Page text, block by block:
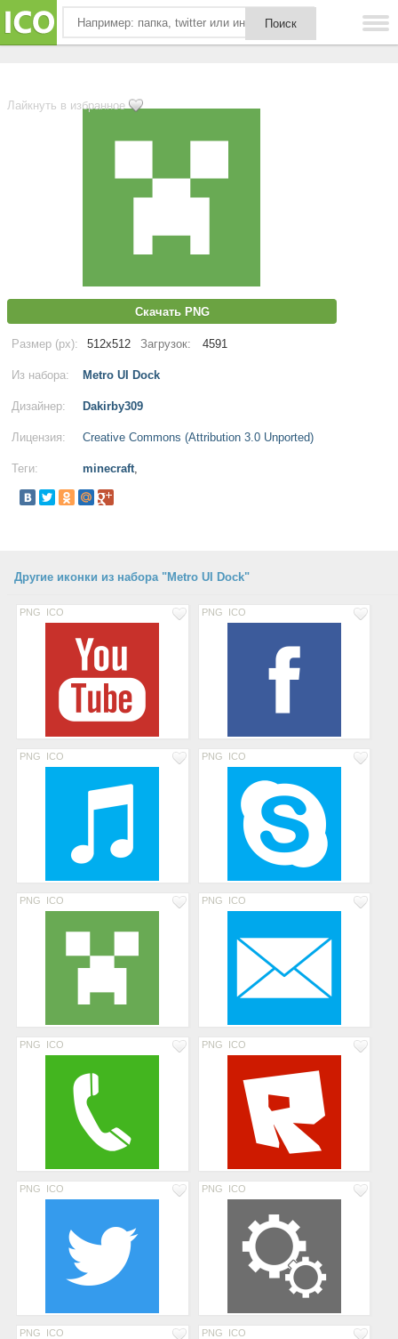
Лайкнуть в избранное
Скачать PNG
Размер (px): 512x512 Загрузок: 4591
Из набора: Metro UI Dock
Дизайнер: Dakirby309
Лицензия: Creative Commons (Attribution 3.0 Unported)
Теги: minecraft,
Другие иконки из набора "Metro UI Dock"
PNG ICO PNG ICO
PNG ICO PNG ICO
PNG ICO PNG ICO
PNG ICO PNG ICO
PNG ICO PNG ICO
PNG ICO PNG ICO